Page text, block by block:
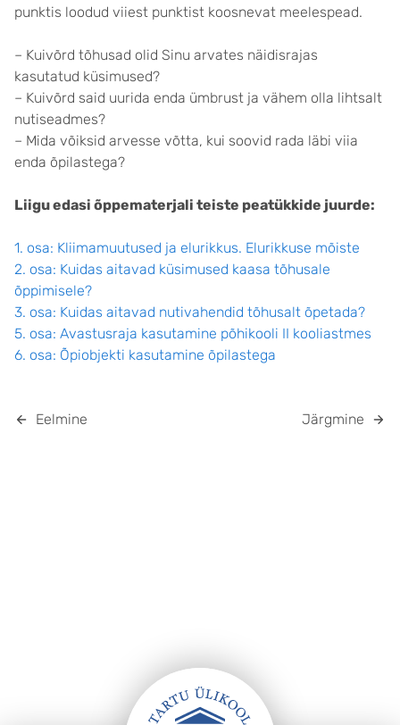
punktis loodud viiest punktist koosnevat meelespead.
– Kuivõrd tõhusad olid Sinu arvates näidisrajas
kasutatud küsimused?
– Kuivõrd said uurida enda ümbrust ja vähem olla lihtsalt
nutiseadmes?
– Mida võiksid arvesse võtta, kui soovid rada läbi viia
enda õpilastega?
Liigu edasi õppematerjali teiste peatükkide juurde:
1. osa: Kliimamuutused ja elurikkus. Elurikkuse mõiste
2. osa: Kuidas aitavad küsimused kaasa tõhusale
õppimisele?
3. osa: Kuidas aitavad nutivahendid tõhusalt õpetada?
5. osa: Avastusraja kasutamine põhikooli II kooliastmes
6. osa: Õpiobjekti kasutamine õpilastega
Eelmine Järgmine